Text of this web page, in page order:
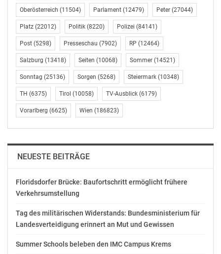
kommen. Die endgültige Sanierung der Hänge, die zum,
teil weit abseits der Autobahn ins Rutschen geraten
waren, wird mehrere Wochen in Anspruch nehmen.
Erst voraussichtlich Ende August sollen die Arbeiten
abgeschlossen sein. „Und wir werden uns diesen
Streckenabschnitt natürlich noch genauer ansehen, um
feststellen zu können, ob in Zukunft eventuell weitere
Maßnahmen notwendig sind“, versichert Bau-
Regionalleiter Roland Sticker, der die Arbeiten von
Seiten der ASFINAG koordiniert hat.
Walter Mocnik
Pressesprecher Steiermark und Kärnten
walter.mocnik@asfinag.at
www.asfinag.at
OTS-ORIGINALTEXT PRESSEAUSSENDUNG UNTER
AUSSCHLIESSLICHER INHALTLICHER VERANTWORTUNG
© Copyright APA-OTS Originaltext-Service GmbH und
Oberösterreich (11504) Parlament (12479) Peter (27044)
Platz (22012) Politik (8220) Polizei (84141)
Post (5298) Presseschau (7902) RP (12464)
Salzburg (13418) Seiten (10068) Sommer (14521)
Sonntag (25136) Sorgen (5268) Steiermark (10348)
TH (6375) Tirol (10058) TV-Ausblick (6179)
Vorarlberg (6625) Wien (186823)
NEUESTE BEITRÄGE
Floridsdorfer Brücke: Baufortschritt ermöglicht frühere
Verkehrsumstellung
Tag des militärischen Widerstands: Bundesministerium für
Landesverteidigung erinnert an Mut und Gewissen
Summer Schools beleben den IMC Campus Krems